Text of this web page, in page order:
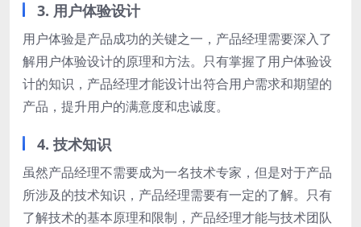
3. 用户体验设计
用户体验是产品成功的关键之一，产品经理需要深入了
解用户体验设计的原理和方法。只有掌握了用户体验设
计的知识，产品经理才能设计出符合用户需求和期望的
产品，提升用户的满意度和忠诚度。
4. 技术知识
虽然产品经理不需要成为一名技术专家，但是对于产品
所涉及的技术知识，产品经理需要有一定的了解。只有
了解技术的基本原理和限制，产品经理才能与技术团队